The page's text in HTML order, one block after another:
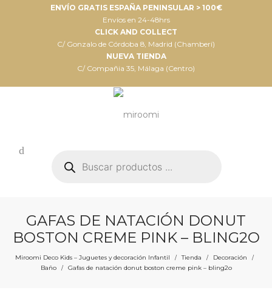
ENVÍO GRATIS ESPAÑA PENINSULAR > 100€
Envíos en 24-48hrs
CLICK AND COLLECT
C/ Gonzalo de Córdoba 8, Madrid (Chamberí)
NUEVA TIENDA
C/ Compañia 35, Málaga (Centro)
productos
GAFAS DE NATACIÓN DONUT
BOSTON CREME PINK – BLING2O
Miroomi Deco Kids – Juguetes y decoración Infantil / Tienda / Decoración /
Baño / Gafas de natación donut boston creme pink – bling2o